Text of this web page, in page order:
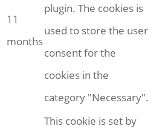
11
months
plugin. The cookies is
used to store the user
consent for the
cookies in the
category "Necessary".
This cookie is set by